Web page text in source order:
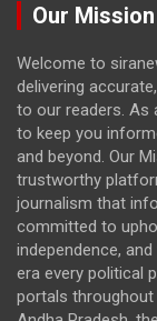
Our Mission
Welcome to
delivering
to our readers. As
to keep you
and beyond. Our
trustworthy
journalism that
committed to
independence,
era every political
portals throughout